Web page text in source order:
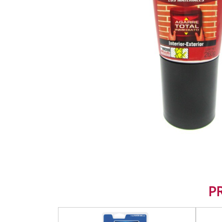
HOME TEXTILES
LIGHTING
PAINT AND
PLUMBING
SMALL ELECTRIC